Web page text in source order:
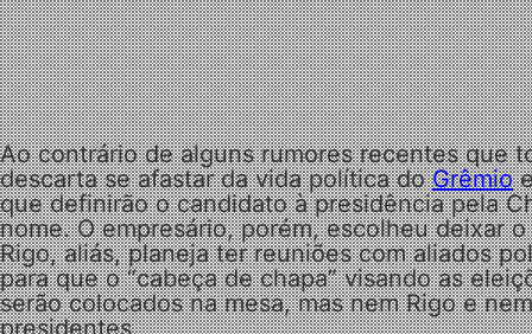
Ao contrário de alguns rumores recentes que
descarta se afastar da vida política doGrêmio
que definirão o candidato à presidência pela
nome. O empresário, porém, escolheu deixar
Rigo, aliás, planeja ter reuniões com aliados
para que o “cabeça de chapa” visando as
serão colocados na mesa, mas nem Rigo e
presidentes.